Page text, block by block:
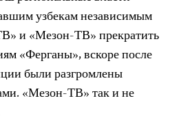
узбекам независимым
и «Мезон-ТВ» прекратить
«Ферганы», вскоре после
были разгромлены
«Мезон-ТВ» так и не